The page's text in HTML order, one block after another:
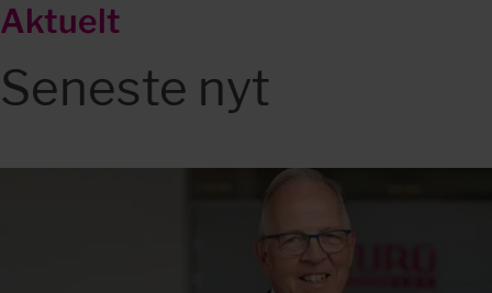
Aktuelt
Seneste nyt